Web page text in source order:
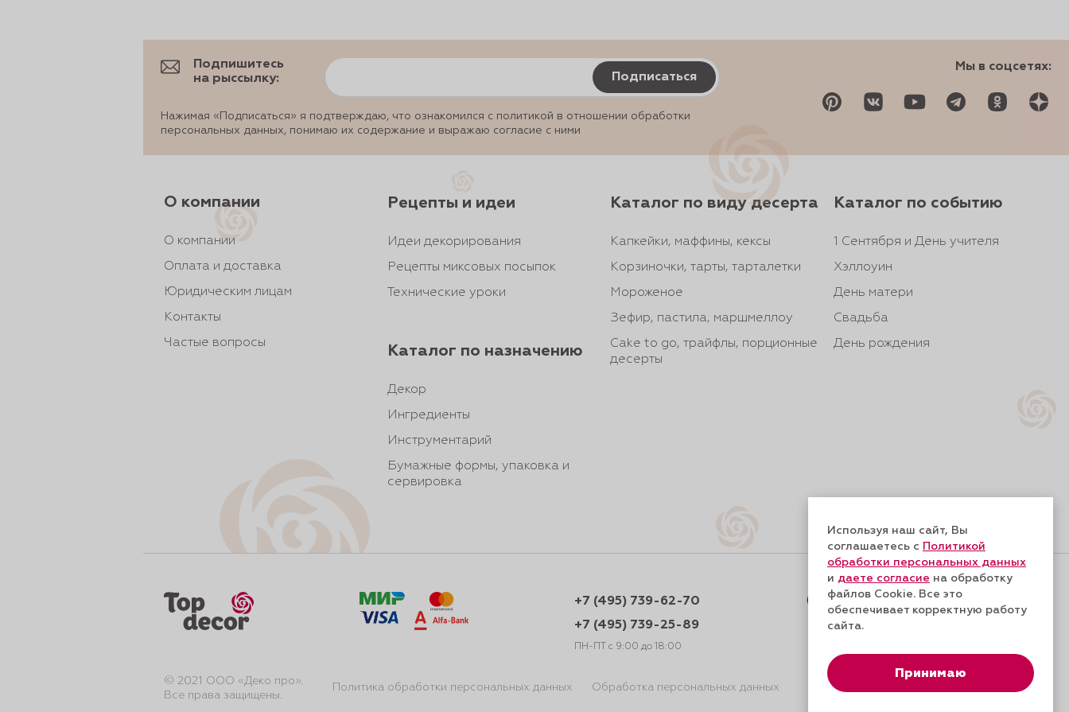
Подпишитесь
на рыссылку:
Подписаться
Нажимая «Подписаться» я подтверждаю, что ознакомился с политикой в отношении обработки
персональных данных, понимаю их содержание и выражаю согласие с ними
Мы в соцсетях:
О компании
О компании
Оплата и доставка
Юридическим лицам
Контакты
Частые вопросы
Рецепты и идеи
Идеи декорирования
Рецепты миксовых посыпок
Технические уроки
Каталог по назначению
Декор
Ингредиенты
Инструментарий
Бумажные формы, упаковка и
сервировка
Каталог по виду десерта
Капкейки, маффины, кексы
Корзиночки, тарты, тарталетки
Мороженое
Зефир, пастила, маршмеллоу
Cake to go, трайфлы, порционные
десерты
Каталог по событию
1 Сентября и День учителя
Хэллоуин
День матери
Свадьба
День рождения
+7 (495) 739-62-70
+7 (495) 739-25-89
ПН-ПТ с 9:00 до 18:00
Форма обратной связи
Политика обработки персональных данных Обработка персональных данных
© 2021 ООО «Деко про».
Все права защищены.
Используя наш сайт, Вы
соглашаетесь с Политикой
обработки персональных данных
и даете согласие на обработку
файлов Cookie. Все это
обеспечивает корректную работу
сайта.
Принимаю